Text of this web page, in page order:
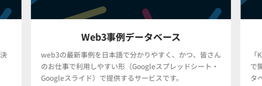
Web3事例データベース
web3の最新事例を日本語で分かりやすく、かつ、皆さん
のお仕事で利用しやすい形（Googleスプレッドシート・
Googleスライド）で提供するサービスです。
で
タ